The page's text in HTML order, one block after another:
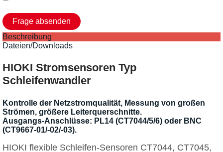
Beschreibung
Dateien/Downloads
HIOKI Stromsensoren Typ
Schleifenwandler
Kontrolle der Netzstromqualität, Messung von großen
Strömen, größere Leiterquerschnitte.
Ausgangs-Anschlüsse: PL14 (CT7044/5/6) oder BNC
(CT9667-01/-02/-03).
HIOKI flexible Schleifen-Sensoren CT7044, CT7045,